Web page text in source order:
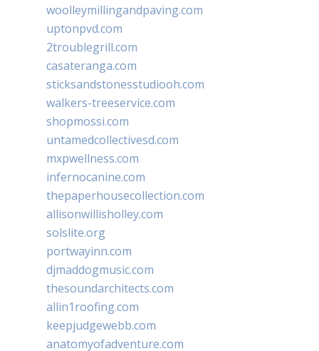
woolleymillingandpaving.com
uptonpvd.com
2troublegrill.com
casateranga.com
sticksandstonesstudiooh.com
walkers-treeservice.com
shopmossi.com
untamedcollectivesd.com
mxpwellness.com
infernocanine.com
thepaperhousecollection.com
allisonwillisholley.com
solslite.org
portwayinn.com
djmaddogmusic.com
thesoundarchitects.com
allin1roofing.com
keepjudgewebb.com
anatomyofadventure.com